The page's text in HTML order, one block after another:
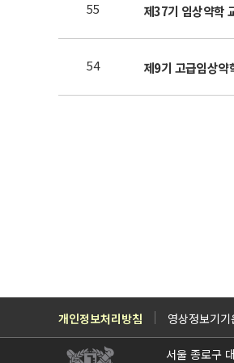
55 제37기 임상약학
54 제9기 고급임상약
개인정보처리방침 영상정보기기
서울 종로구